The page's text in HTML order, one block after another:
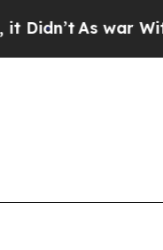
As war With Iran